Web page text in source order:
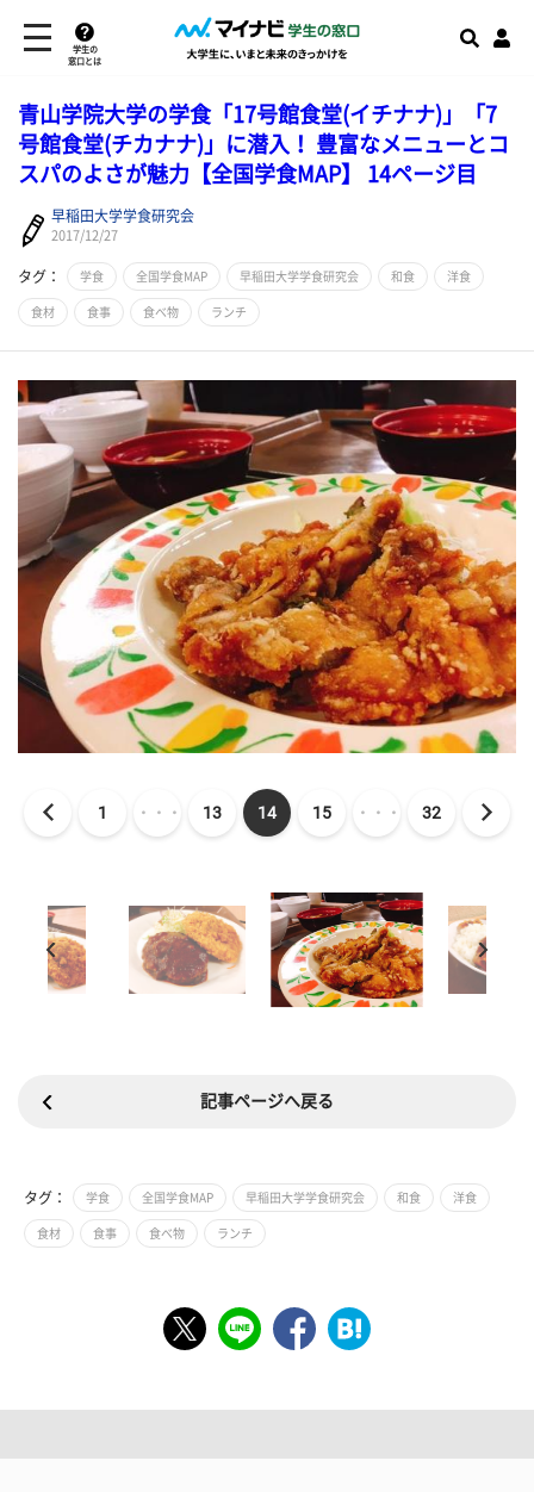
学生の
窓口とは
青山学院大学の学食「17号館食堂(イチナナ)」「7
号館食堂(チカナナ)」に潜入！ 豊富なメニューとコ
スパのよさが魅力【全国学食MAP】 14ページ目
早稲田大学学食研究会
2017/12/27
タグ： 学食 全国学食MAP 早稲田大学学食研究会 和食 洋食
食材 食事 食べ物 ランチ
1 ・・・ 13 14 15 ・・・ 32
記事ページへ戻る
タグ： 学食 全国学食MAP 早稲田大学学食研究会 和食 洋食
食材 食事 食べ物 ランチ